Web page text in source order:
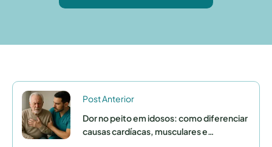
Post Anterior
Dor no peito em idosos: como diferenciar
causas cardíacas, musculares e